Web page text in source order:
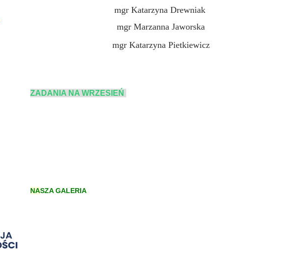
mgr Katarzyna Drewniak
mgr Marzanna Jaworska
mgr Katarzyna Pietkiewicz
ZADANIA NA WRZESIEŃ
NASZA GALERIA